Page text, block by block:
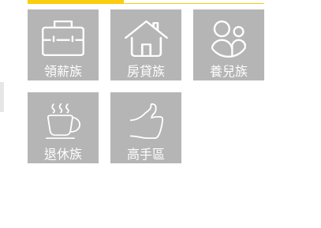
領薪族 房貸族 養兒族
退休族 高手區